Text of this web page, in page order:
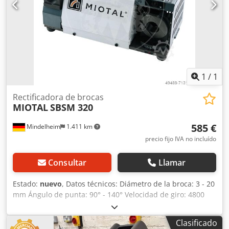
dentro de la máquina y asa para un rápido
almacenamiento - Incluye dispositivo de centrado para
reducir la fuerza de avance - Dispositivo para el afilado
posterior de los filos de la broca, para reducir la fricción
entre la broca y la pieza de trabajo - Rotor con cojinete de
bolas de precisión Alcance del suministro: - Disco de
1 / 1
Mindelheim 1.411 km
Rectificadora de brocas
MIOTALSBSM 320
585 €
precio fijo IVA no incluído
Consultar Llamar
Estado: nuevo, Datos técnicos: Diámetro de la broca: 3 - 20
mm Ángulo de punta: 90° - 140° Velocidad de giro: 4800
1/min Alimentación: 230 V Dodpfxjh Hyqwe Agkjwa
Potencia del motor: 0,12 kW Peso, aprox.: 8,6 kg
Dimensiones, aprox.: 290 x 150 x 180 cm Características: -
Clasificado